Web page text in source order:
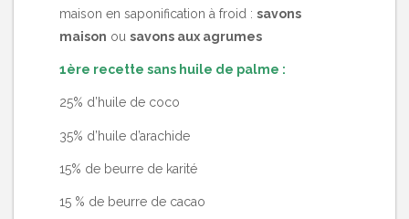
maison en saponification à froid : savons
maison ou savons aux agrumes
1ère recette sans huile de palme :
25% d’huile de coco
35% d’huile d’arachide
15% de beurre de karité
15 % de beurre de cacao